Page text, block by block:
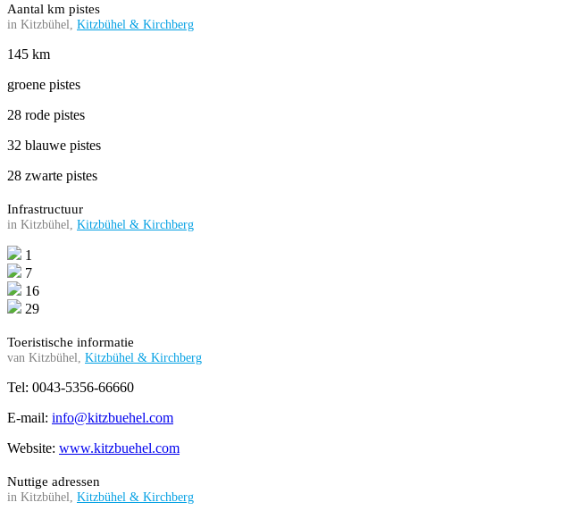
Aantal km pistes
in Kitzbühel, Kitzbühel & Kirchberg
145 km
groene pistes
28 rode pistes
32 blauwe pistes
28 zwarte pistes
Infrastructuur
in Kitzbühel, Kitzbühel & Kirchberg
1
7
16
29
Toeristische informatie
van Kitzbühel, Kitzbühel & Kirchberg
Tel: 0043-5356-66660
E-mail: info@kitzbuehel.com
Website: www.kitzbuehel.com
Nuttige adressen
in Kitzbühel, Kitzbühel & Kirchberg